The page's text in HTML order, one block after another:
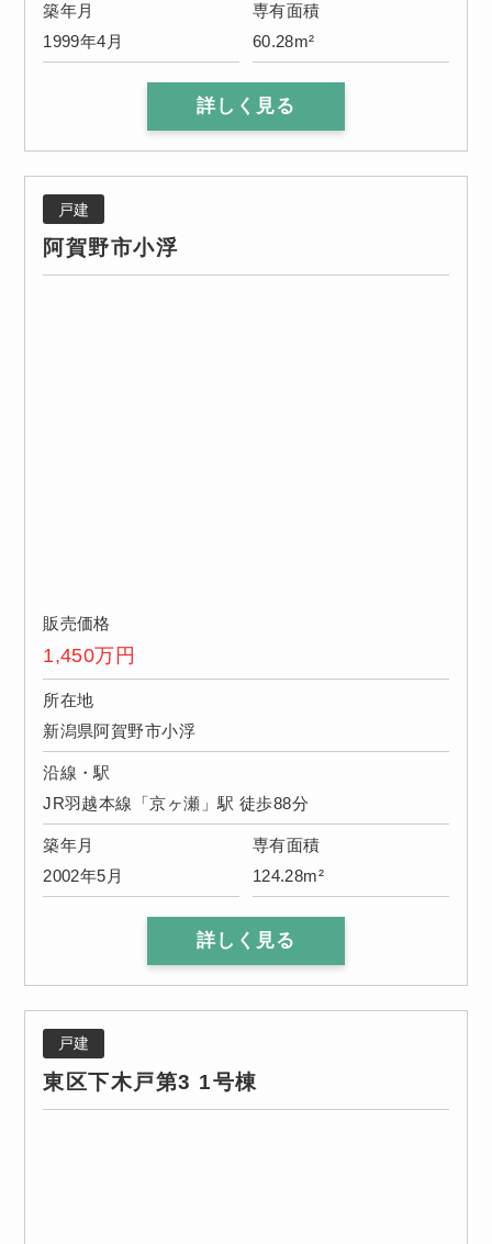
築年月
1999年4月
専有面積
60.28m²
詳しく見る
戸建
阿賀野市小浮
販売価格
1,450万円
所在地
新潟県阿賀野市小浮
沿線・駅
JR羽越本線「京ヶ瀬」駅 徒歩88分
築年月
2002年5月
専有面積
124.28m²
詳しく見る
戸建
東区下木戸第3 1号棟